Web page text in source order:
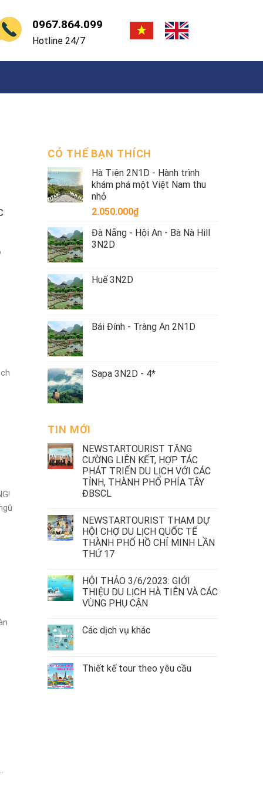
0967.864.099
Hotline 24/7
CÓ THỂ BẠN THÍCH
Hà Tiên 2N1D - Hành trình
khám phá một Việt Nam thu
nhỏ
2.050.000₫
Đà Nẵng - Hội An - Bà Nà Hill
3N2D
Huế 3N2D
Bái Đính - Tràng An 2N1D
Sapa 3N2D - 4*
TIN MỚI
NEWSTARTOURIST TĂNG
CƯỜNG LIÊN KẾT, HỢP TÁC
PHÁT TRIỂN DU LỊCH VỚI CÁC
TỈNH, THÀNH PHỐ PHÍA TÂY
ĐBSCL
NEWSTARTOURIST THAM DỰ
HỘI CHỢ DU LỊCH QUỐC TẾ
THÀNH PHỐ HỒ CHÍ MINH LẦN
THỨ 17
HỘI THẢO 3/6/2023: GIỚI
THIỆU DU LỊCH HÀ TIÊN VÀ CÁC
VÙNG PHỤ CẬN
Các dịch vụ khác
Thiết kế tour theo yêu cầu